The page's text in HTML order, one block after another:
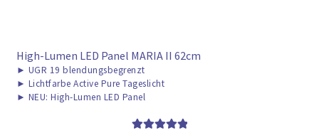
High-Lumen LED Panel MARIA II 62cm
► UGR 19 blendungsbegrenzt
► Lichtfarbe Active Pure Tageslicht
► NEU: High-Lumen LED Panel